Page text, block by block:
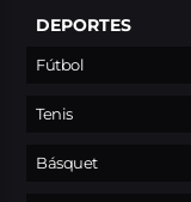
DEPORTES
Fútbol
Tenis
Básquet